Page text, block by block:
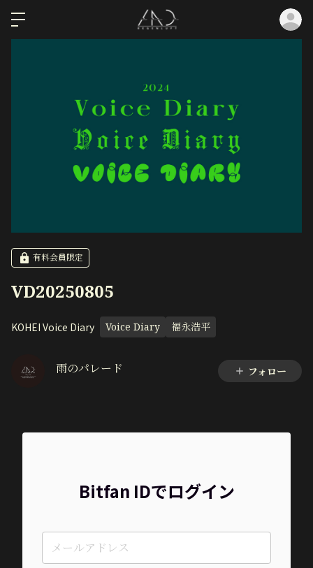
有料会員限定
VD20250805
KOHEI Voice Diary Voice Diary 福永浩平
雨のパレード フォロー
Bitfan IDでログイン